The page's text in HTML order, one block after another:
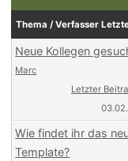
Thema / Verfasser
Neue Kollegen
Marc
Letzter
Wie findet ihr das
Template?